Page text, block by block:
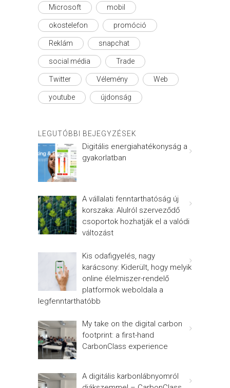
Microsoft mobil
okostelefon promóció
Reklám snapchat
social média Trade
Twitter Vélemény Web
youtube újdonság
LEGUTÓBBI BEJEGYZÉSEK
Digitális energiahatékonyság a
gyakorlatban
A vállalati fenntarthatóság új
korszaka: Alulról szerveződő
csoportok hozhatják el a valódi
változást
Kis odafigyelés, nagy
karácsony: Kiderült, hogy melyik
online élelmiszer-rendelő
platformok weboldala a
legfenntarthatóbb
My take on the digital carbon
footprint: a first-hand
CarbonClass experience
A digitális karbonlábnyomról